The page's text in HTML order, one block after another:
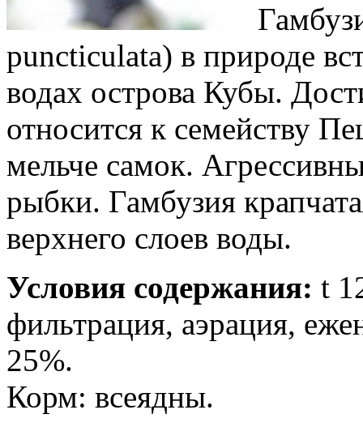
puncticulata) в природе
водах острова Кубы.
относится к семейству
мельче самок.
рыбки. Гамбузия
верхнего слоев воды.
Условия содержания: t
фильтрация, аэрация,
25%.
Корм: всеядны.